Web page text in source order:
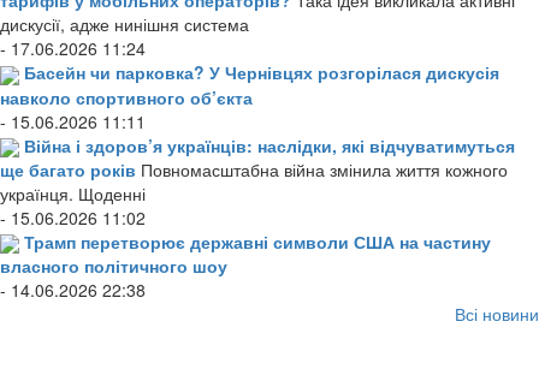
дискусії, адже нинішня система
- 17.06.2026 11:24
Басейн чи парковка? У Чернівцях розгорілася дискусія
навколо спортивного об’єкта
- 15.06.2026 11:11
Війна і здоров’я українців: наслідки, які відчуватимуться
ще багато років Повномасштабна війна змінила життя кожного
українця. Щоденні
- 15.06.2026 11:02
Трамп перетворює державні символи США на частину
власного політичного шоу
- 14.06.2026 22:38
Всі новини